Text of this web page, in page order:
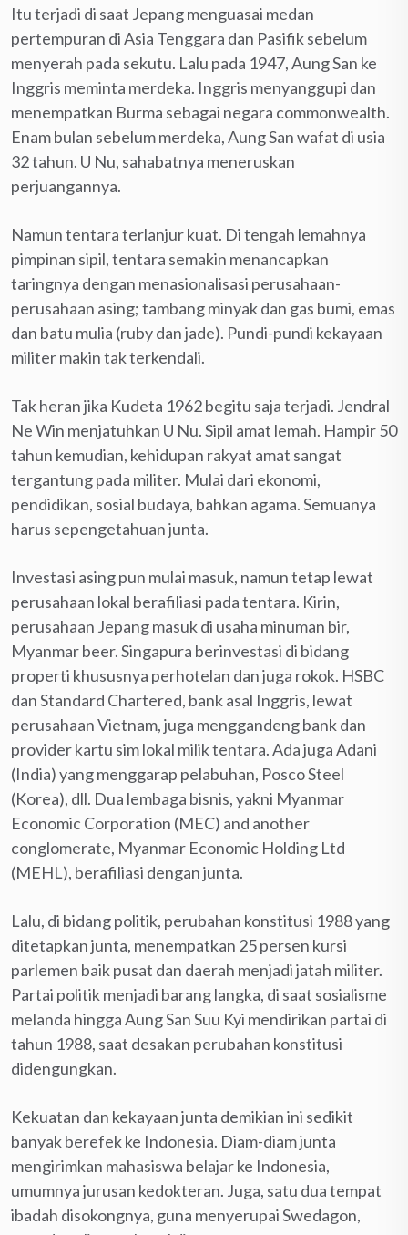
Itu terjadi di saat Jepang menguasai medan
pertempuran di Asia Tenggara dan Pasifik sebelum
menyerah pada sekutu. Lalu pada 1947, Aung San ke
Inggris meminta merdeka. Inggris menyanggupi dan
menempatkan Burma sebagai negara commonwealth.
Enam bulan sebelum merdeka, Aung San wafat di usia
32 tahun. U Nu, sahabatnya meneruskan
perjuangannya.
Namun tentara terlanjur kuat. Di tengah lemahnya
pimpinan sipil, tentara semakin menancapkan
taringnya dengan menasionalisasi perusahaan-
perusahaan asing; tambang minyak dan gas bumi, emas
dan batu mulia (ruby dan jade). Pundi-pundi kekayaan
militer makin tak terkendali.
Tak heran jika Kudeta 1962 begitu saja terjadi. Jendral
Ne Win menjatuhkan U Nu. Sipil amat lemah. Hampir 50
tahun kemudian, kehidupan rakyat amat sangat
tergantung pada militer. Mulai dari ekonomi,
pendidikan, sosial budaya, bahkan agama. Semuanya
harus sepengetahuan junta.
Investasi asing pun mulai masuk, namun tetap lewat
perusahaan lokal berafiliasi pada tentara. Kirin,
perusahaan Jepang masuk di usaha minuman bir,
Myanmar beer. Singapura berinvestasi di bidang
properti khususnya perhotelan dan juga rokok. HSBC
dan Standard Chartered, bank asal Inggris, lewat
perusahaan Vietnam, juga menggandeng bank dan
provider kartu sim lokal milik tentara. Ada juga Adani
(India) yang menggarap pelabuhan, Posco Steel
(Korea), dll. Dua lembaga bisnis, yakni Myanmar
Economic Corporation (MEC) and another
conglomerate, Myanmar Economic Holding Ltd
(MEHL), berafiliasi dengan junta.
Lalu, di bidang politik, perubahan konstitusi 1988 yang
ditetapkan junta, menempatkan 25 persen kursi
parlemen baik pusat dan daerah menjadi jatah militer.
Partai politik menjadi barang langka, di saat sosialisme
melanda hingga Aung San Suu Kyi mendirikan partai di
tahun 1988, saat desakan perubahan konstitusi
didengungkan.
Kekuatan dan kekayaan junta demikian ini sedikit
banyak berefek ke Indonesia. Diam-diam junta
mengirimkan mahasiswa belajar ke Indonesia,
umumnya jurusan kedokteran. Juga, satu dua tempat
ibadah disokongnya, guna menyerupai Swedagon,